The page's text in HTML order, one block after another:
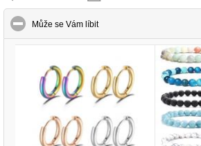
Může se Vám líbitclick to collapse contents